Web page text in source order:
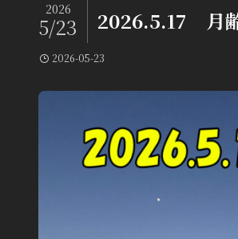
2026.5.17 月
2026
5/23
2026-05-23